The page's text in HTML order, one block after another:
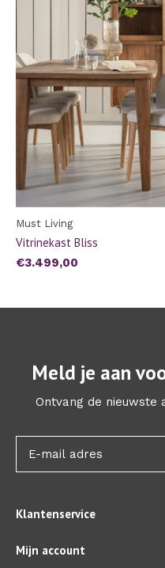
Must Living
Vitrinekast Bliss
€3.499,00
Meld je aan
Ontvang de nieuwste
Klantenservice
Mijn account